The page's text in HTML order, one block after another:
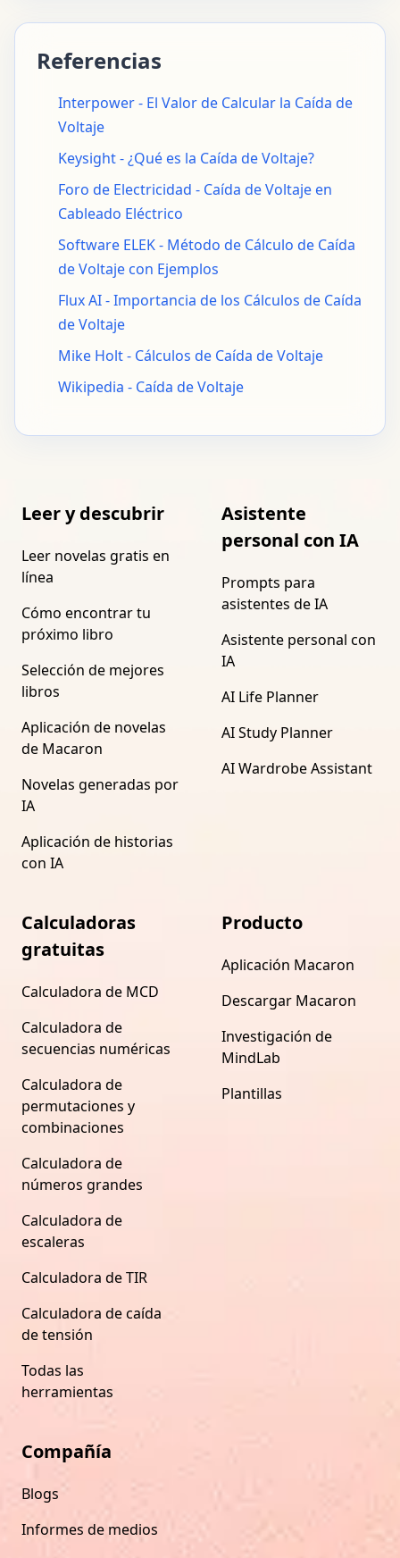
Referencias
Interpower - El Valor de Calcular la Caída de
Voltaje
Keysight - ¿Qué es la Caída de Voltaje?
Foro de Electricidad - Caída de Voltaje en
Cableado Eléctrico
Software ELEK - Método de Cálculo de Caída
de Voltaje con Ejemplos
Flux AI - Importancia de los Cálculos de Caída
de Voltaje
Mike Holt - Cálculos de Caída de Voltaje
Wikipedia - Caída de Voltaje
Leer y descubrir
Leer novelas gratis en
línea
Cómo encontrar tu
próximo libro
Selección de mejores
libros
Aplicación de novelas
de Macaron
Novelas generadas por
IA
Aplicación de historias
con IA
Asistente
personal con IA
Prompts para
asistentes de IA
Asistente personal con
IA
AI Life Planner
AI Study Planner
AI Wardrobe Assistant
Calculadoras
gratuitas
Calculadora de MCD
Calculadora de
secuencias numéricas
Calculadora de
permutaciones y
combinaciones
Calculadora de
números grandes
Calculadora de
escaleras
Calculadora de TIR
Calculadora de caída
de tensión
Todas las
herramientas
Producto
Aplicación Macaron
Descargar Macaron
Investigación de
MindLab
Plantillas
Compañía
Blogs
Informes de medios